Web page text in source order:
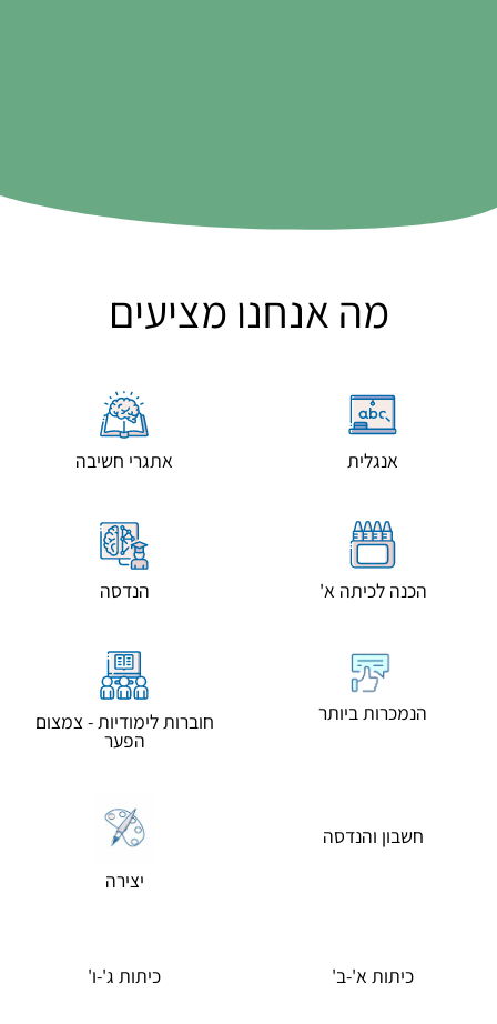
מה אנחנו מציעים
אנגלית אתגרי חשיבה
הכנה לכיתה א' הנדסה
הנמכרות ביותר חוברות לימודיות - צמצום
הפער
חשבון והנדסה
יצירה
כיתות א'-ב' כיתות ג'-ו'